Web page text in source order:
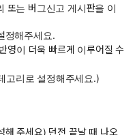
또는 버그신고 게시판을 이
정해주세요.
영이 더욱 빠르게 이루어질 수
고리로 설정해주세요.)
해 주세요) 던전 끝날 때 나오